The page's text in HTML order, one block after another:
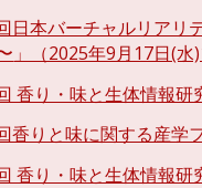
日本バーチャルリア
」（2025年9月17日(水
香り・味と生体情報
香りと味に関する産学
香り・味と生体情報研